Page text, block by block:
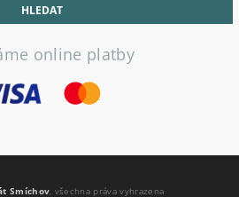
online platby
Smíchov , všechna práva vyhrazena